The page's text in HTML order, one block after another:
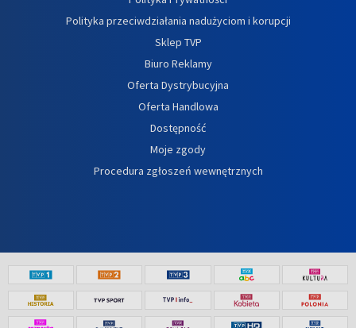
Polityka przeciwdziałania nadużyciom i korupcji
Sklep TVP
Biuro Reklamy
Oferta Dystrybucyjna
Oferta Handlowa
Dostępność
Moje zgody
Procedura zgłoszeń wewnętrznych